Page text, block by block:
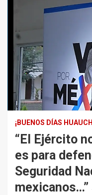
¡BUENOS DÍAS
“El Ejército
es para
Seguridad